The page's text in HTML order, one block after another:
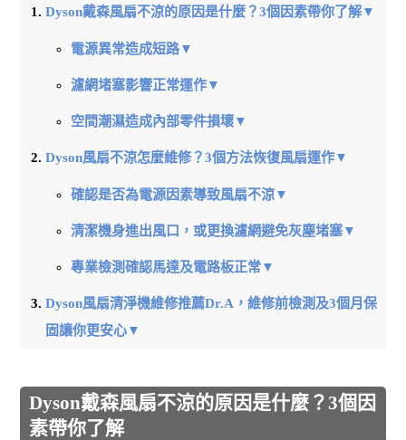
Dyson戴森風扇不涼的原因是什麼？3個因素帶你了解▼
電源異常造成短路▼
濾網堵塞影響正常運作▼
空間潮濕造成內部零件損壞▼
Dyson風扇不涼怎麼維修？3個方法恢復風扇運作▼
確認是否為電源因素導致風扇不涼▼
清潔機身進出風口，或更換濾網避免灰塵堵塞▼
專業檢測確認馬達及電路板正常▼
Dyson風扇清淨機維修推薦Dr.A，維修前檢測及3個月保
固讓你更安心▼
Dyson戴森風扇不涼的原因是什麼？3個因
素帶你了解